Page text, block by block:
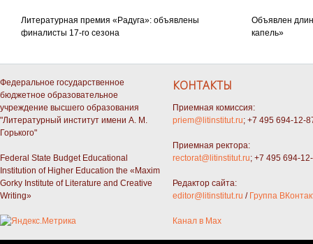
Литературная премия «Радуга»: объявлены
финалисты 17-го сезона
Объявлен
капель»
Федеральное государственное
бюджетное образовательное
учреждение высшего образования
"Литературный институт имени А. М.
Горького"
Federal State Budget Educational
Institution of Higher Education the «Maxim
Gorky Institute of Literature and Creative
Writing»
КОНТАКТЫ
Приемная комиссия:
priem@litinstitut.ru; +7 495 694-12-
Приемная ректора:
rectorat@litinstitut.ru; +7 495 694-
Редактор сайта:
editor@litinstitut.ru / Группа
Канал в Max